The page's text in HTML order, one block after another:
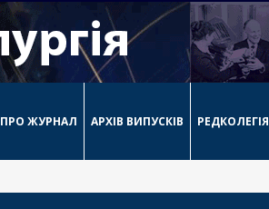
ПРО ЖУРНАЛ АРХІВ ВИПУСКІВ РЕДКОЛЕГІЯ